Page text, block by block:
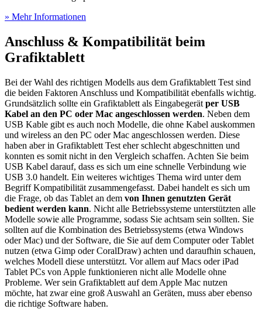
» Mehr Informationen
Anschluss & Kompatibilität beim
Grafiktablett
Bei der Wahl des richtigen Modells aus dem Grafiktablett Test sind
die beiden Faktoren Anschluss und Kompatibilität ebenfalls wichtig.
Grundsätzlich sollte ein Grafiktablett als Eingabegerät per USB
Kabel an den PC oder Mac angeschlossen werden. Neben dem
USB Kable gibt es auch noch Modelle, die ohne Kabel auskommen
und wireless an den PC oder Mac angeschlossen werden. Diese
haben aber in Grafiktablett Test eher schlecht abgeschnitten und
konnten es somit nicht in den Vergleich schaffen. Achten Sie beim
USB Kabel darauf, dass es sich um eine schnelle Verbindung wie
USB 3.0 handelt. Ein weiteres wichtiges Thema wird unter dem
Begriff Kompatibilität zusammengefasst. Dabei handelt es sich um
die Frage, ob das Tablet an dem von Ihnen genutzten Gerät
bedient werden kann. Nicht alle Betriebssysteme unterstützten alle
Modelle sowie alle Programme, sodass Sie achtsam sein sollten. Sie
sollten auf die Kombination des Betriebssystems (etwa Windows
oder Mac) und der Software, die Sie auf dem Computer oder Tablet
nutzen (etwa Gimp oder CoralDraw) achten und daraufhin schauen,
welches Modell diese unterstützt. Vor allem auf Macs oder iPad
Tablet PCs von Apple funktionieren nicht alle Modelle ohne
Probleme. Wer sein Grafiktablett auf dem Apple Mac nutzen
möchte, hat zwar eine groß Auswahl an Geräten, muss aber ebenso
die richtige Software haben.